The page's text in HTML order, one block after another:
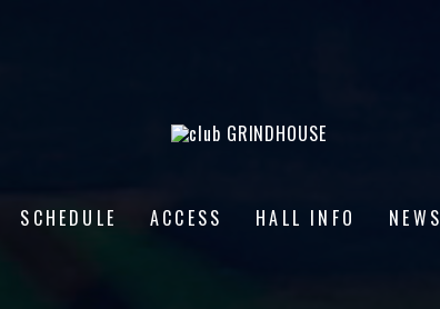
SCHEDULE ACCESS HALL INFO NEWS